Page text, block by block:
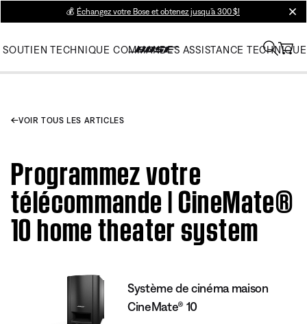
💰 Échangez votre Bose et obtenez jusqu’à 300 $!
SOUTIEN TECHNIQUE COMMANDES ASSISTANCE TECHNIQUE
VOIR TOUS LES ARTICLES
Programmez votre
télécommande | CineMate®
10 home theater system
Système de cinéma maison
CineMate® 10